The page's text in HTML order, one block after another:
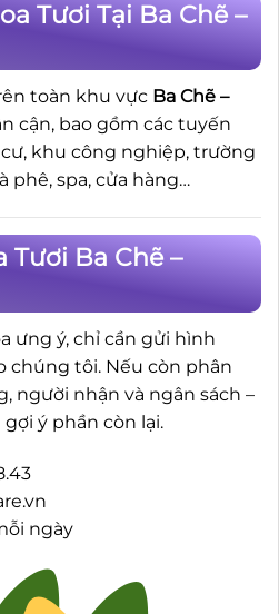
Tươi Tại Ba Chẽ –
toàn khu vực Ba Chẽ –
cận, bao gồm các tuyến
khu công nghiệp, trường
phê, spa, cửa hàng…
Tươi Ba Chẽ –
ưng ý, chỉ cần gửi hình
chúng tôi. Nếu còn phân
người nhận và ngân sách –
ý phần còn lại.
ngày